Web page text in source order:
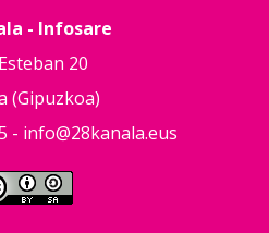
- Infosare
20
(Gipuzkoa)
- info@28kanala.eus